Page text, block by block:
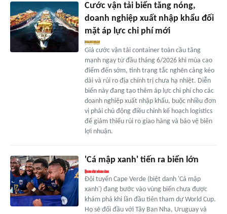
Cước vận tải biển tăng nóng,
doanh nghiệp xuất nhập khẩu đối
mặt áp lực chi phí mới
Giá cước vận tải container toàn cầu tăng
mạnh ngay từ đầu tháng 6/2026 khi mùa cao
điểm đến sớm, tình trạng tắc nghẽn cảng kéo
dài và rủi ro địa chính trị chưa hạ nhiệt. Diễn
biến này đang tạo thêm áp lực chi phí cho các
doanh nghiệp xuất nhập khẩu, buộc nhiều đơn
vị phải chủ động điều chỉnh kế hoạch logistics
để giảm thiểu rủi ro giao hàng và bảo vệ biên
lợi nhuận.
'Cá mập xanh' tiến ra biển lớn
Đội tuyển Cape Verde (biệt danh 'Cá mập
xanh') đang bước vào vùng biển chưa được
khám phá khi lần đầu tiên tham dự World Cup.
Họ sẽ đối đầu với Tây Ban Nha, Uruguay và